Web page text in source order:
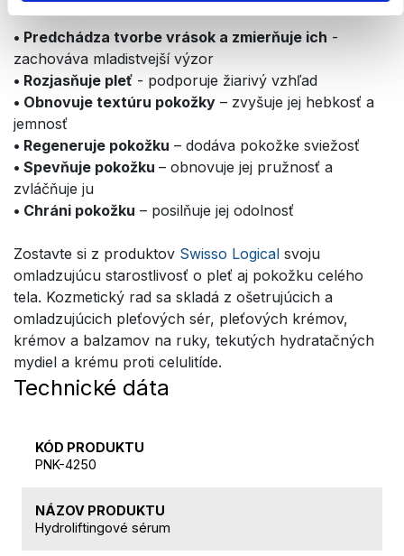
• Predchádza tvorbe vrások a zmierňuje ich -
zachováva mladistvejší výzor
• Rozjasňuje pleť - podporuje žiarivý vzhľad
• Obnovuje textúru pokožky – zvyšuje jej hebkosť a
jemnosť
• Regeneruje pokožku – dodáva pokožke sviežosť
• Spevňuje pokožku – obnovuje jej pružnosť a
zvláčňuje ju
• Chráni pokožku – posilňuje jej odolnosť
Zostavte si z produktov Swisso Logical svoju
omladzujúcu starostlivosť o pleť aj pokožku celého
tela. Kozmetický rad sa skladá z ošetrujúcich a
omladzujúcich pleťových sér, pleťových krémov,
krémov a balzamov na ruky, tekutých hydratačných
mydiel a krému proti celulitíde.
Technické dáta
KÓD PRODUKTU
PNK-4250
NÁZOV PRODUKTU
Hydroliftingové sérum